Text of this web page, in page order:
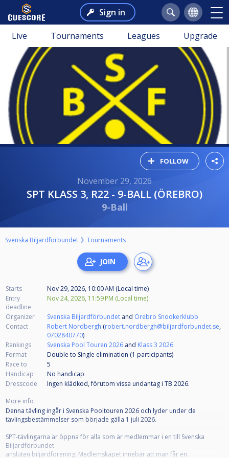
Sign in
Live Tournaments Leagues Upgrade
FOLLOW
November 29, 2026
SPT KLASS 3, R22 - 9-BALL (ÖREBRO)
9-Ball
Svenska Biljardförbundet Tournaments
Starts
Nov 29, 2026, 10:00 AM (Local time)
Entry
deadline
Nov 24, 2026, 11:59 PM (Local time)
Organizer Svenska Biljardförbundet and Örebro Snookerklubb
Contact
Robert Nordbergh (robert.nordbergh@biljardforbundet.se,
0702840770)
Rankings
Svenska Pool Touren 2026 and Klass 3 2026
Format
Double to Single elimination (1 participants)
Race to
5
Handicap
No handicap
Dresscode
Ingen klädkod, förutom vissa undantag i TB 2026.
More info
Denna tävling ingår i Svenska Pooltouren 2026 och lyder under de
tävlingsbestämmelser som började gälla 1 juli 2026.
SPT-tävlingarna är öppna för alla som är medlemmar i en till Svenska
Biljardförbundet
ansluten biljardförening. Medlemskapet innebär att man får en